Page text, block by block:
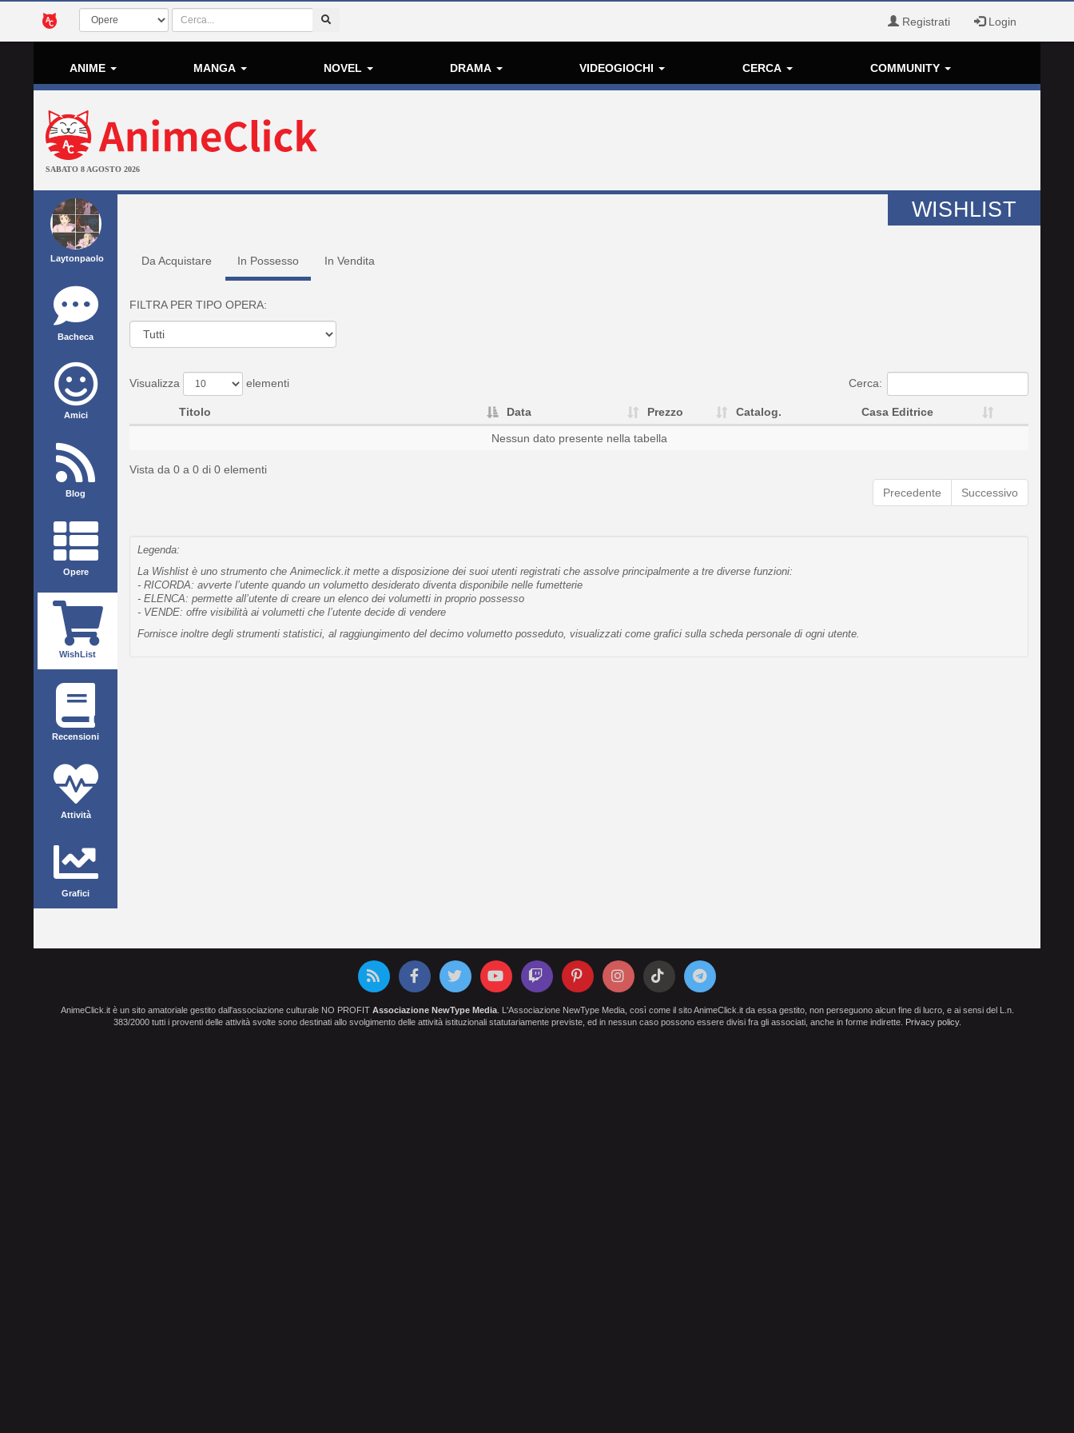
Registrati Login
ANIME MANGA NOVEL DRAMA VIDEOGIOCHI CERCA COMMUNITY
SABATO 8 AGOSTO 2026
Laytonpaolo
Bacheca
Amici
Blog
Opere
WishList
Recensioni
Attività
Grafici
WISHLIST
Da Acquistare In Possesso In Vendita
FILTRA PER TIPO OPERA:
Visualizza elementi Cerca:
Titolo Data Prezzo Catalog. Casa Editrice
Nessun dato presente nella tabella
Vista da 0 a 0 di 0 elementi
Precedente
Successivo
Legenda:
La Wishlist è uno strumento che Animeclick.it mette a disposizione dei suoi utenti registrati che assolve principalmente a tre diverse funzioni:
- RICORDA: avverte l’utente quando un volumetto desiderato diventa disponibile nelle fumetterie
- ELENCA: permette all’utente di creare un elenco dei volumetti in proprio possesso
- VENDE: offre visibilità ai volumetti che l’utente decide di vendere
Fornisce inoltre degli strumenti statistici, al raggiungimento del decimo volumetto posseduto, visualizzati come grafici sulla scheda personale di ogni utente.
AnimeClick.it è un sito amatoriale gestito dall'associazione culturale NO PROFIT Associazione NewType Media. L'Associazione NewType Media, così come il sito AnimeClick.it da essa gestito, non perseguono alcun fine di lucro, e ai sensi del L.n.
383/2000 tutti i proventi delle attività svolte sono destinati allo svolgimento delle attività istituzionali statutariamente previste, ed in nessun caso possono essere divisi fra gli associati, anche in forme indirette. Privacy policy.